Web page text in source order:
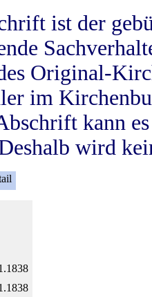
ist der
Original-
im
kann
wird